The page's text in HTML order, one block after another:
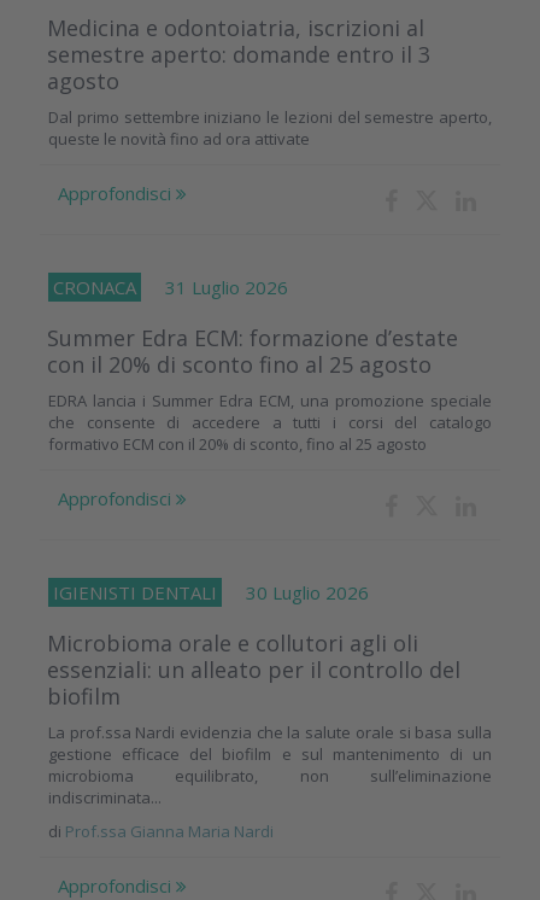
Medicina e odontoiatria, iscrizioni al
semestre aperto: domande entro il 3
agosto
Dal primo settembre iniziano le lezioni del semestre aperto,
queste le novità fino ad ora attivate
Approfondisci
CRONACA 31 Luglio 2026
Summer Edra ECM: formazione d’estate
con il 20% di sconto fino al 25 agosto
EDRA lancia i Summer Edra ECM, una promozione speciale
che consente di accedere a tutti i corsi del catalogo
formativo ECM con il 20% di sconto, fino al 25 agosto
Approfondisci
IGIENISTI DENTALI 30 Luglio 2026
Microbioma orale e collutori agli oli
essenziali: un alleato per il controllo del
biofilm
La prof.ssa Nardi evidenzia che la salute orale si basa sulla
gestione efficace del biofilm e sul mantenimento di un
microbioma equilibrato, non sull’eliminazione
indiscriminata...
di Prof.ssa Gianna Maria Nardi
Approfondisci